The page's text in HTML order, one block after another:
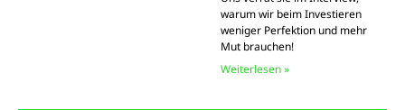
warum wir beim Investieren
weniger Perfektion und mehr
Mut brauchen!
Weiterlesen »